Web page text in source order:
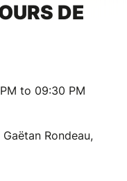
DE
to 09:30 PM
Rondeau,